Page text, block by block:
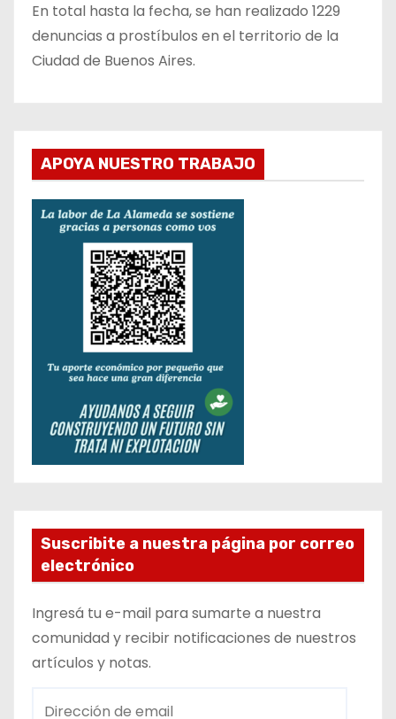
En total hasta la fecha, se han realizado 1229
denuncias a prostíbulos en el territorio de la
Ciudad de Buenos Aires.
APOYA NUESTRO TRABAJO
Suscribite a nuestra página por correo
electrónico
Ingresá tu e-mail para sumarte a nuestra
comunidad y recibir notificaciones de nuestros
artículos y notas.